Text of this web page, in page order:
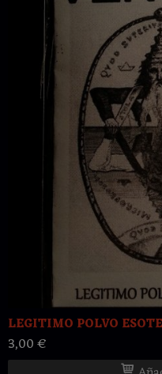
LEGITIMO POLVO
3,00 €